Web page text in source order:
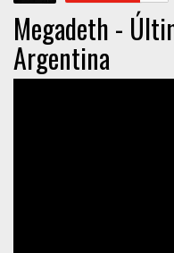
Megadeth -
Argentina